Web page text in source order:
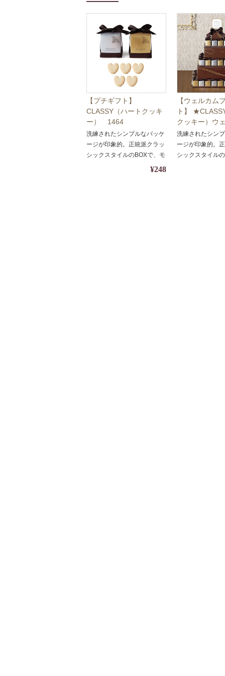
【プチギフト】
CLASSY（ハートクッキ
ー） 1464
洗練されたシンプルなパッケ
ージが印象的。正統派クラッ
シックスタイルのBOXで、モ
¥248
【ウェルカム
ト】
クッキー）ウ
ブジェ64個
1463
洗練されたシン
ージが印象的。
シックスタイル